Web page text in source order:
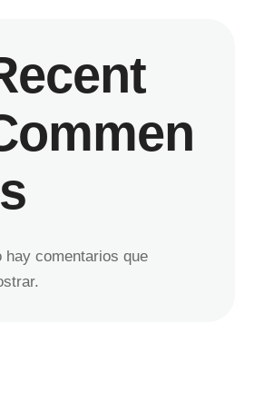
hay comentarios que